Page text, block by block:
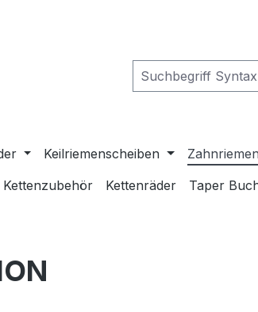
Keilriemenscheiben Zahnriemen
Kettenzubehör Kettenräder Taper